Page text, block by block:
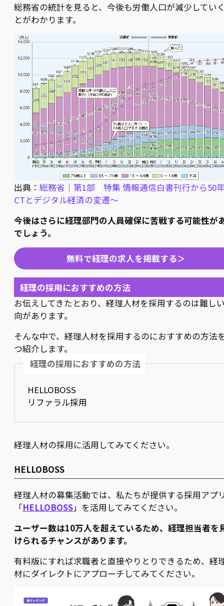
総務省の統計を見ると、今後も労働人口が減少してい
とがわかります。
出典： 総務省｜第1部 特集 情報通信白書刊行から50
CTとデジタル経済の変遷～
今後はさらに経理部門の人員確保に苦戦する可能性が
でしょう。
無料で経理の求人を掲載する＞
経理の採用におすすめの方法
お伝えしてきたとおり、経理人材を採用するのは難し
向があります。
そんな中で、経理人材を採用するのにおすすめの方法
つ紹介します。
経理の採用におすすめの方法
HELLOBOSS
リファラル採用
経理人材の採用に活用してみてください。
HELLOBOSS
経理人材の募集活動では、私たちが提供する採用アプ
「HELLOBOSS」を活用してみてください。
ユーザー数は10万人を超えているため、経理担当者を
けられるチャンスがあります。
有料版にすれば求職者と直接やりとりできるため、経
材にダイレクトにアプローチしてみてください。